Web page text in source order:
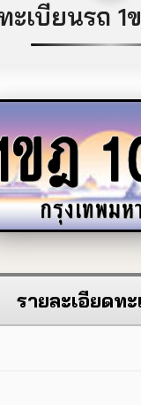
ะเบียนรถ 1
ฎ
กรุงเทพม
รายละเอียดท